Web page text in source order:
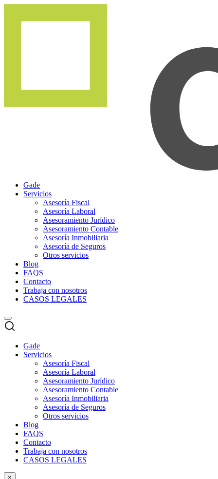
Gade
Servicios
Asesoría Fiscal
Asesoría Laboral
Asesoramiento Jurídico
Asesoramiento Contable
Asesoría Inmobiliaria
Asesoría de Seguros
Otros servicios
Blog
FAQS
Contacto
Trabaja con nosotros
CASOS LEGALES
Gade
Servicios
Asesoría Fiscal
Asesoría Laboral
Asesoramiento Jurídico
Asesoramiento Contable
Asesoría Inmobiliaria
Asesoría de Seguros
Otros servicios
Blog
FAQS
Contacto
Trabaja con nosotros
CASOS LEGALES
×